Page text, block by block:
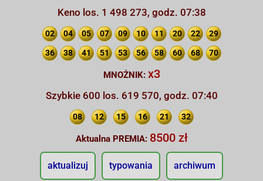
Keno los. 1 498 273, godz. 07:38
02 04 05 07 09 10 11 20 22 29
36 38 41 51 53 56 58 60 68 70
MNOŻNIK: x3
Szybkie 600 los. 619 570, godz. 07:40
08 12 15 16 21 32
Aktualna PREMIA: 8500 zł
aktualizuj typowania archiwum